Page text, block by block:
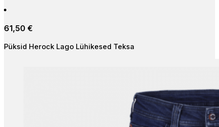
variants.
options
61,50 €
Püksid Herock Lago Lühikesed Teksa